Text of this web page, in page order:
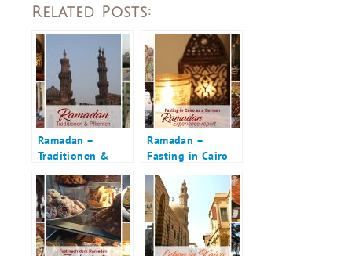
Related Posts:
Ramadan –
Traditionen &
Muslime
Ramadan –
Fasting in Cairo